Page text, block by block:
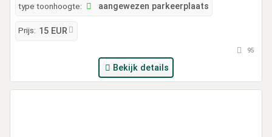
type toonhoogte: aangewezen parkeerplaats
Prijs: 15 EUR
95
Bekijk details